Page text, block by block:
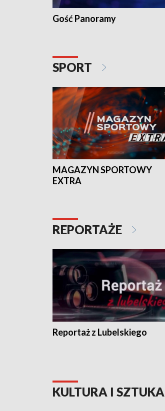
Gość Panoramy
SPORT
MAGAZYN SPORTOWY
EXTRA
REPORTAŻE
Reportaż z Lubelskiego
KULTURA I SZTUKA